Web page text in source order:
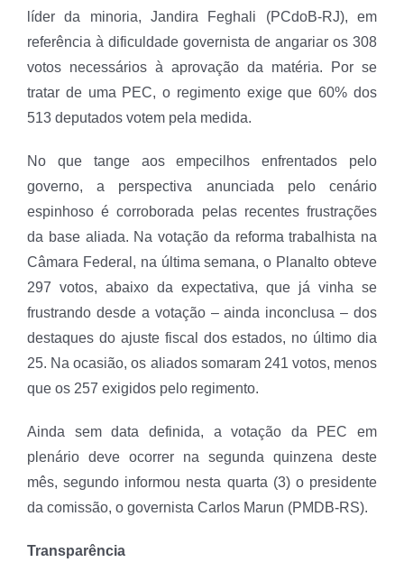
líder da minoria, Jandira Feghali (PCdoB-RJ), em
referência à dificuldade governista de angariar os 308
votos necessários à aprovação da matéria. Por se
tratar de uma PEC, o regimento exige que 60% dos
513 deputados votem pela medida.
No que tange aos empecilhos enfrentados pelo
governo, a perspectiva anunciada pelo cenário
espinhoso é corroborada pelas recentes frustrações
da base aliada. Na votação da reforma trabalhista na
Câmara Federal, na última semana, o Planalto obteve
297 votos, abaixo da expectativa, que já vinha se
frustrando desde a votação – ainda inconclusa – dos
destaques do ajuste fiscal dos estados, no último dia
25. Na ocasião, os aliados somaram 241 votos, menos
que os 257 exigidos pelo regimento.
Ainda sem data definida, a votação da PEC em
plenário deve ocorrer na segunda quinzena deste
mês, segundo informou nesta quarta (3) o presidente
da comissão, o governista Carlos Marun (PMDB-RS).
Transparência